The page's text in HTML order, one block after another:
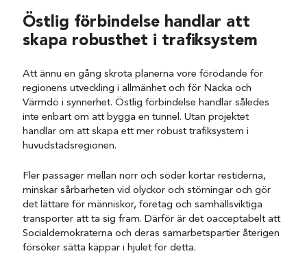
Östlig förbindelse handlar att
skapa robusthet i trafiksystem
Att ännu en gång skrota planerna vore förödande för
regionens utveckling i allmänhet och för Nacka och
Värmdö i synnerhet. Östlig förbindelse handlar således
inte enbart om att bygga en tunnel. Utan projektet
handlar om att skapa ett mer robust trafiksystem i
huvudstadsregionen.
Fler passager mellan norr och söder kortar restiderna,
minskar sårbarheten vid olyckor och störningar och gör
det lättare för människor, företag och samhällsviktiga
transporter att ta sig fram. Därför är det oacceptabelt att
Socialdemokraterna och deras samarbetspartier återigen
försöker sätta käppar i hjulet för detta.